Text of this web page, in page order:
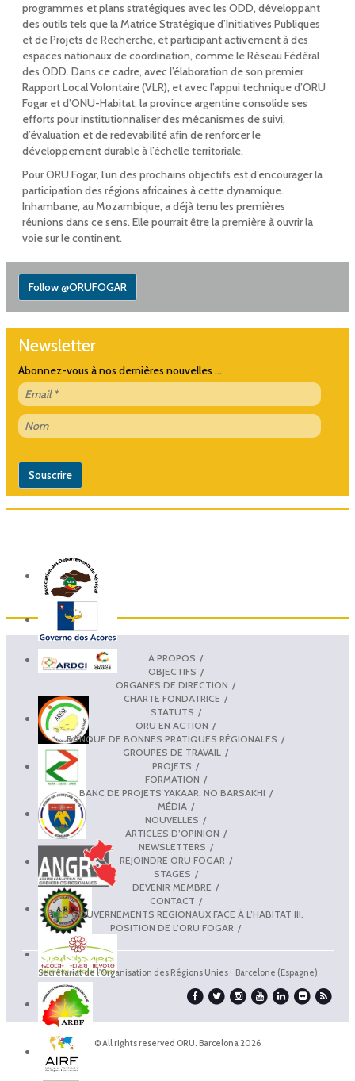
programmes et plans stratégiques avec les ODD, développant
des outils tels que la Matrice Stratégique d’Initiatives Publiques
et de Projets de Recherche, et participant activement à des
espaces nationaux de coordination, comme le Réseau Fédéral
des ODD. Dans ce cadre, avec l’élaboration de son premier
Rapport Local Volontaire (VLR), et avec l’appui technique d’ORU
Fogar et d’ONU-Habitat, la province argentine consolide ses
efforts pour institutionnaliser des mécanismes de suivi,
d’évaluation et de redevabilité afin de renforcer le
développement durable à l’échelle territoriale.
Pour ORU Fogar, l’un des prochains objectifs est d’encourager la
participation des régions africaines à cette dynamique.
Inhambane, au Mozambique, a déjà tenu les premières
réunions dans ce sens. Elle pourrait être la première à ouvrir la
voie sur le continent.
Follow @ORUFOGAR
Newsletter
Abonnez-vous à nos dernières nouvelles ...
À PROPOS
OBJECTIFS
ORGANES DE DIRECTION
CHARTE FONDATRICE
STATUTS
ORU EN ACTION
BANQUE DE BONNES PRATIQUES RÉGIONALES
GROUPES DE TRAVAIL
PROJETS
FORMATION
BANC DE PROJETS YAKAAR, NO BARSAKH!
MÉDIA
NOUVELLES
ARTICLES D’OPINION
NEWSLETTERS
REJOINDRE ORU FOGAR
STAGES
DEVENIR MEMBRE
CONTACT
LES GOUVERNEMENTS RÉGIONAUX FACE À L’HABITAT III.
POSITION DE L’ORU FOGAR
Secrétariat de l'Organisation des Régions Unies · Barcelone (Espagne)
© All rights reserved ORU. Barcelona 2026